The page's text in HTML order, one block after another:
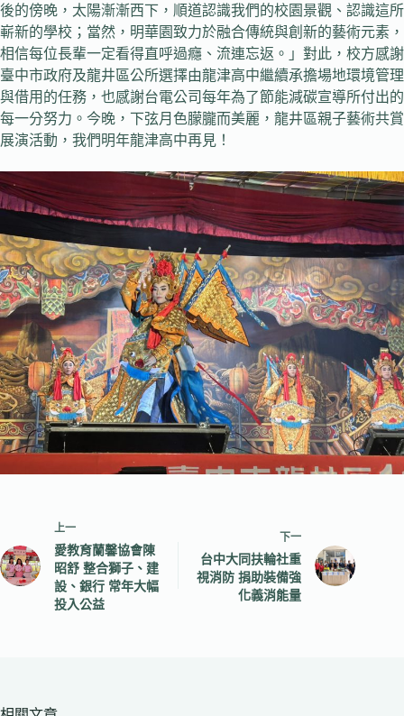
後的傍晚，太陽漸漸西下，順道認識我們的校園景觀、認識這所
嶄新的學校；當然，明華園致力於融合傳統與創新的藝術元素，
相信每位長輩一定看得直呼過癮、流連忘返。」對此，校方感謝
臺中市政府及龍井區公所選擇由龍津高中繼續承擔場地環境管理
與借用的任務，也感謝台電公司每年為了節能減碳宣導所付出的
每一分努力。今晚，下弦月色朦朧而美麗，龍井區親子藝術共賞
展演活動，我們明年龍津高中再見！
上一
愛教育蘭馨協會陳
昭舒 整合獅子、建
設、銀行 常年大幅
投入公益
下一
台中大同扶輪社重
視消防 捐助裝備強
化義消能量